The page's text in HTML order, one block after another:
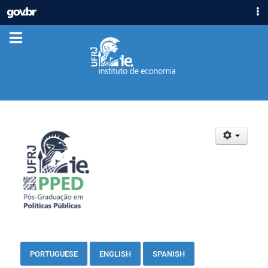
GOVBR
ACESSO À INFORMAÇÃO
Ministério da Justiça e Segurança Pública
Ministério da Defesa
Ministério das Relações Exteriores
Ministério da Economia
Ministério da Infraestrutura
Ministério da Cidadania
Ministério da Saúde
PORTUGUESE ENGLISH SPANISH